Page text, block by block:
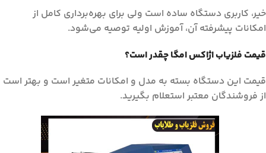
خیر، کاربری دستگاه ساده است ولی برای بهره‌برداری کامل از
امکانات پیشرفته آن، آموزش اولیه توصیه می‌شود.
قیمت فلزیاب اژاکس امگا چقدر است؟
قیمت این دستگاه بسته به مدل و امکانات متغیر است و بهتر است
از فروشندگان معتبر استعلام بگیرید.